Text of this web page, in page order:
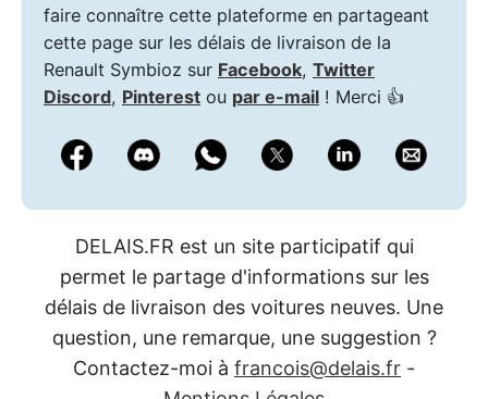
faire connaître cette plateforme en partageant
cette page sur les délais de livraison de la
Renault Symbioz sur Facebook, Twitter
Discord, Pinterest ou par e-mail ! Merci 👍
DELAIS.FR est un site participatif qui
permet le partage d'informations sur les
délais de livraison des voitures neuves. Une
question, une remarque, une suggestion ?
Contactez-moi à francois@delais.fr -